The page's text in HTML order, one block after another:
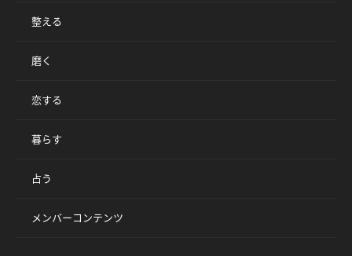
整える
磨く
恋する
暮らす
占う
メンバーコンテンツ